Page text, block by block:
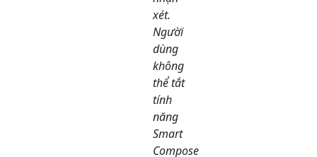
xét.
Người
dùng
không
thể tắt
tính
năng
Smart
Compose